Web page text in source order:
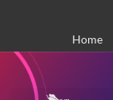
contenido
Home